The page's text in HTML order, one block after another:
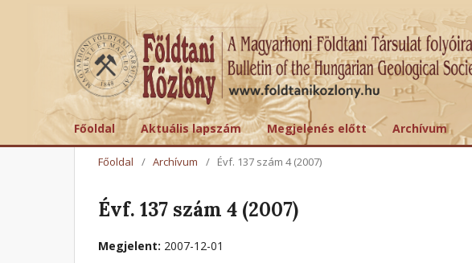
Főoldal Aktuális lapszám Megjelenés előtt Archívum
Főoldal / Archívum / Évf. 137 szám 4 (2007)
Évf. 137 szám 4 (2007)
Megjelent: 2007-12-01